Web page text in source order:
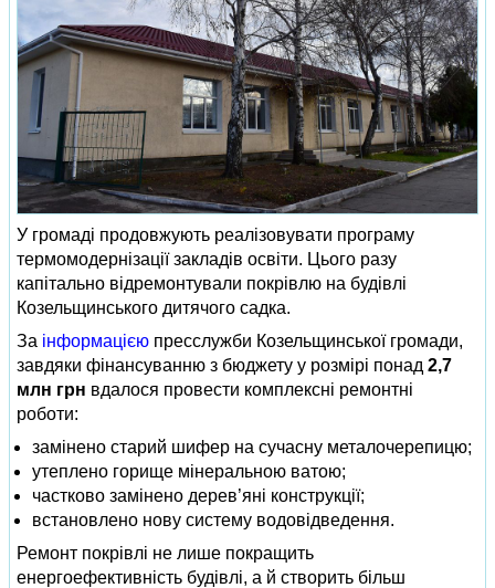
У громаді продовжують реалізовувати програму
термомодернізації закладів освіти. Цього разу
капітально відремонтували покрівлю на будівлі
Козельщинського дитячого садка.
За інформацією пресслужби Козельщинської громади,
завдяки фінансуванню з бюджету у розмірі понад 2,7
млн грн вдалося провести комплексні ремонтні
роботи:
замінено старий шифер на сучасну металочерепицю;
утеплено горище мінеральною ватою;
частково замінено дерев’яні конструкції;
встановлено нову систему водовідведення.
Ремонт покрівлі не лише покращить
енергоефективність будівлі, а й створить більш